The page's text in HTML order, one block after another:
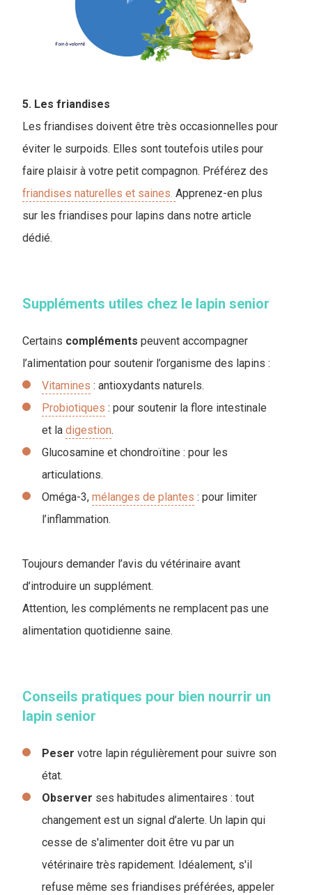
5. Les friandises
Les friandises doivent être très occasionnelles pour
éviter le surpoids. Elles sont toutefois utiles pour
faire plaisir à votre petit compagnon. Préférez des
friandises naturelles et saines. Apprenez-en plus
sur les friandises pour lapins dans notre article
dédié.
Suppléments utiles chez le lapin senior
Certains compléments peuvent accompagner
l’alimentation pour soutenir l’organisme des lapins :
Vitamines : antioxydants naturels.
Probiotiques : pour soutenir la flore intestinale
et la digestion.
Glucosamine et chondroïtine : pour les
articulations.
Oméga-3, mélanges de plantes : pour limiter
l’inflammation.
Toujours demander l’avis du vétérinaire avant
d’introduire un supplément.
Attention, les compléments ne remplacent pas une
alimentation quotidienne saine.
Conseils pratiques pour bien nourrir un
lapin senior
Peser votre lapin régulièrement pour suivre son
état.
Observer ses habitudes alimentaires : tout
changement est un signal d’alerte. Un lapin qui
cesse de s'alimenter doit être vu par un
vétérinaire très rapidement. Idéalement, s'il
refuse même ses friandises préférées, appeler